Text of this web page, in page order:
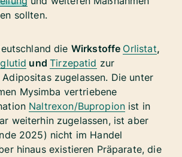
sollten.
die Wirkstoffe Orlistat,
undTirzepatid zur
zugelassen. Die unter
Mysimba vertriebene
Naltrexon/Bupropion ist in
weiterhin zugelassen, ist aber
2025) nicht im Handel
hinaus existieren Präparate, die